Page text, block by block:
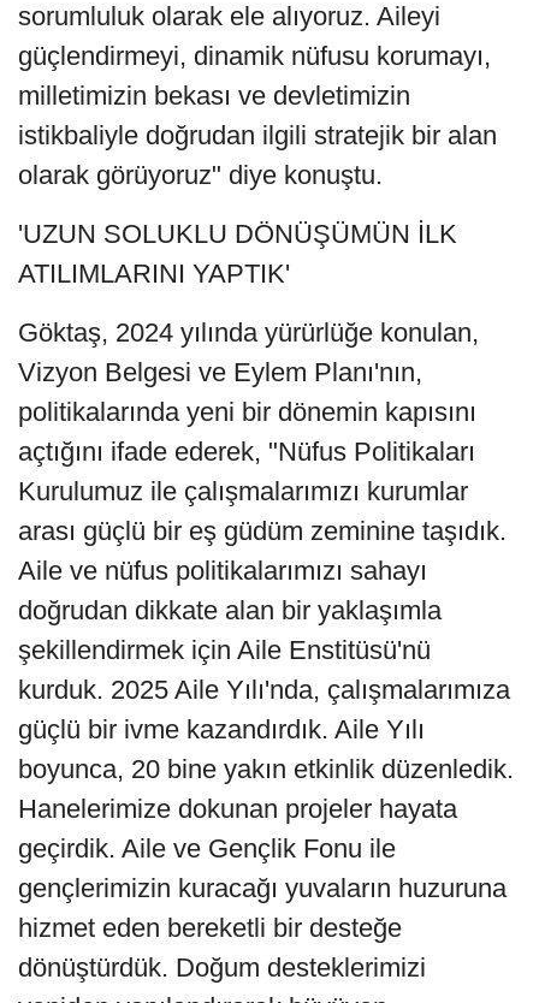
sorumluluk olarak ele alıyoruz. Aileyi
güçlendirmeyi, dinamik nüfusu korumayı,
milletimizin bekası ve devletimizin
istikbaliyle doğrudan ilgili stratejik bir alan
olarak görüyoruz" diye konuştu.
'UZUN SOLUKLU DÖNÜŞÜMÜN İLK
ATILIMLARINI YAPTIK'
Göktaş, 2024 yılında yürürlüğe konulan,
Vizyon Belgesi ve Eylem Planı'nın,
politikalarında yeni bir dönemin kapısını
açtığını ifade ederek, "Nüfus Politikaları
Kurulumuz ile çalışmalarımızı kurumlar
arası güçlü bir eş güdüm zeminine taşıdık.
Aile ve nüfus politikalarımızı sahayı
doğrudan dikkate alan bir yaklaşımla
şekillendirmek için Aile Enstitüsü'nü
kurduk. 2025 Aile Yılı'nda, çalışmalarımıza
güçlü bir ivme kazandırdık. Aile Yılı
boyunca, 20 bine yakın etkinlik düzenledik.
Hanelerimize dokunan projeler hayata
geçirdik. Aile ve Gençlik Fonu ile
gençlerimizin kuracağı yuvaların huzuruna
hizmet eden bereketli bir desteğe
dönüştürdük. Doğum desteklerimizi